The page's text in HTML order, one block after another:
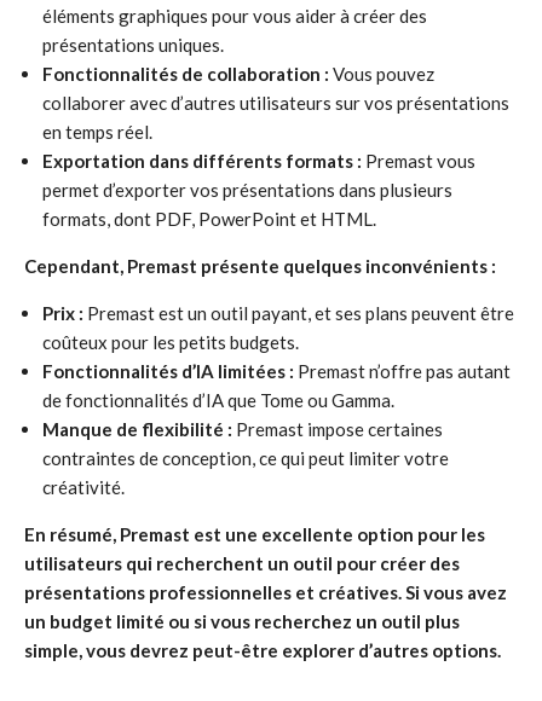
éléments graphiques pour vous aider à créer des
présentations uniques.
Fonctionnalités de collaboration : Vous pouvez
collaborer avec d’autres utilisateurs sur vos présentations
en temps réel.
Exportation dans différents formats : Premast vous
permet d’exporter vos présentations dans plusieurs
formats, dont PDF, PowerPoint et HTML.
Cependant, Premast présente quelques inconvénients :
Prix : Premast est un outil payant, et ses plans peuvent être
coûteux pour les petits budgets.
Fonctionnalités d’IA limitées : Premast n’offre pas autant
de fonctionnalités d’IA que Tome ou Gamma.
Manque de flexibilité : Premast impose certaines
contraintes de conception, ce qui peut limiter votre
créativité.
En résumé, Premast est une excellente option pour les
utilisateurs qui recherchent un outil pour créer des
présentations professionnelles et créatives. Si vous avez
un budget limité ou si vous recherchez un outil plus
simple, vous devrez peut-être explorer d’autres options.